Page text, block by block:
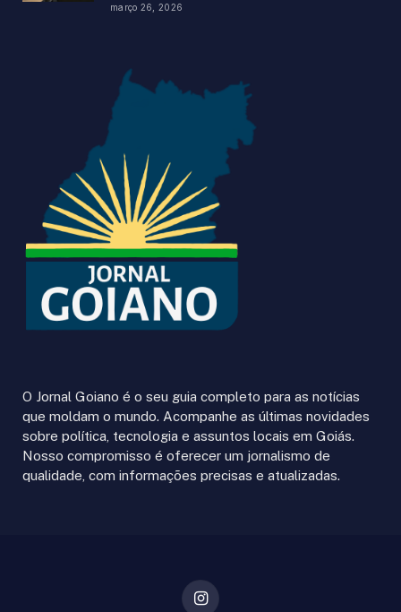
março 26, 2026
O Jornal Goiano é o seu guia completo para as notícias
que moldam o mundo. Acompanhe as últimas novidades
sobre política, tecnologia e assuntos locais em Goiás.
Nosso compromisso é oferecer um jornalismo de
qualidade, com informações precisas e atualizadas.
Instagram